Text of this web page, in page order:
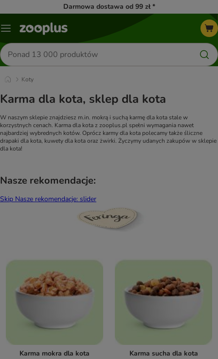
Darmowa dostawa od 99 zł *
Menu
Szukaj
produktów
Koty
Karma dla kota, sklep dla kota
W naszym sklepie znajdziesz m.in. mokrą i suchą karmę dla kota stale w
korzystnych cenach. Karma dla kota z zooplus.pl spełni wymagania nawet
najbardziej wybrednych kotów. Oprócz karmy dla kota polecamy także śliczne
drapaki dla kota, kuwety dla kota oraz żwirki. Życzymy udanych zakupów w sklepie
dla kota!
Nasze rekomendacje:
Skip Nasze rekomendacje: slider
Karma mokra dla kota Karma sucha dla kota